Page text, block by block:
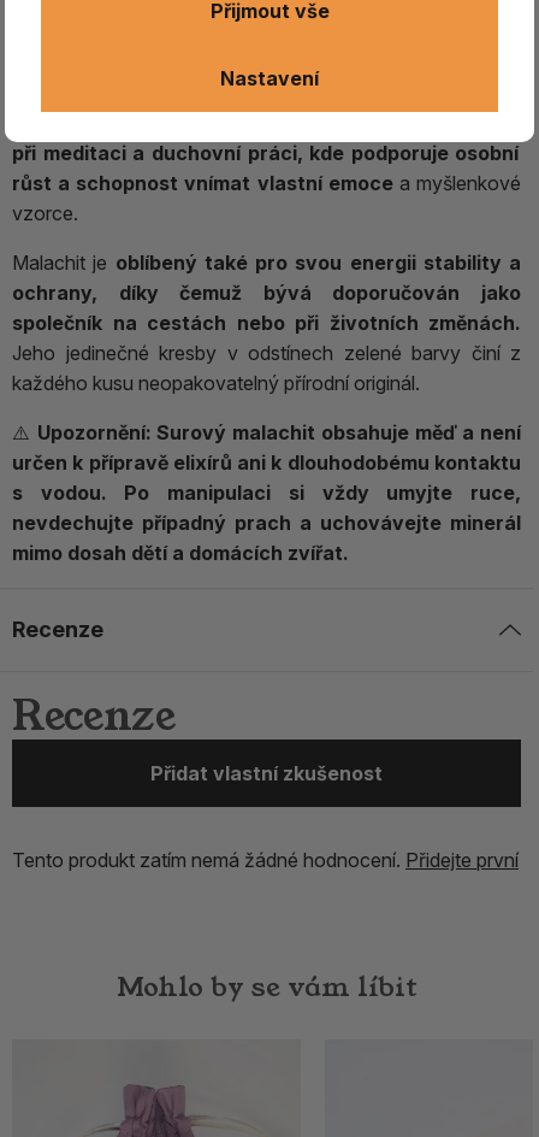
, rozvojem intuice, citlivosti a
při meditaci a duchovní práci, kde podporuje osobní
růst a schopnost vnímat vlastní emocea myšlenkové
vzorce.
Malachit je oblíbený také pro svou energii stability a
ochrany, díky čemuž bývá doporučován jako
společník na cestách nebo při životních změnách.
Jeho jedinečné kresby v odstínech zelené barvy činí z
každého kusu neopakovatelný přírodní originál.
⚠️ Upozornění:Surový malachit obsahuje měď a není
určen k přípravě elixírů ani k dlouhodobému kontaktu
s vodou. Po manipulaci si vždy umyjte ruce,
nevdechujte případný prach a uchovávejte minerál
mimo dosah dětí a domácích zvířat.
Recenze
Recenze
Přidat vlastní zkušenost
Tento produkt zatím nemá žádné hodnocení. Přidejte první
Mohlo by se vám líbit
Nastavení
Přijmout vše